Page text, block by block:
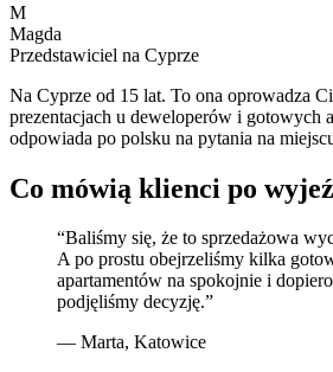
M
Magda
Przedstawiciel na Cyprze
Na Cyprze od 15 lat. To ona oprowadza
prezentacjach u deweloperów i gotowych
odpowiada po polsku na pytania na
Co mówią klienci po
“Baliśmy się, że to sprzedażowa
A po prostu obejrzeliśmy kilka
apartamentów na spokojnie i
podjęliśmy decyzję.”
— Marta, Katowice